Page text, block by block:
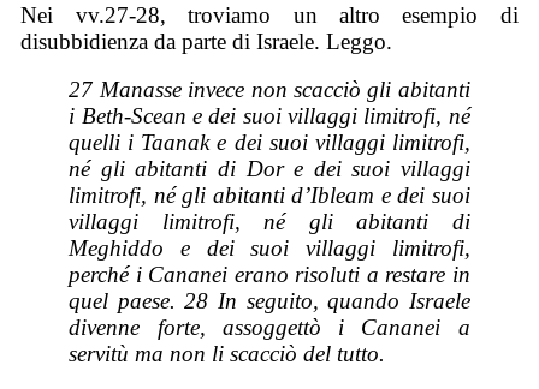
Nei vv.27-28, troviamo un altro esempio di
disubbidienza da parte di Israele. Leggo.
27 Manasse invece non scacciò gli abitanti
i Beth-Scean e dei suoi villaggi limitrofi, né
quelli i Taanak e dei suoi villaggi limitrofi,
né gli abitanti di Dor e dei suoi villaggi
limitrofi, né gli abitanti d’Ibleam edei suoi
villaggi limitrofi, né gli abitanti di
Meghiddo e dei suoi villaggi limitrofi,
perché i Cananei erano risoluti a restare in
quel paese. 28 In seguito, quando Israele
divenne forte, assoggettò i Cananei a
servitù ma non li scacciò del tutto.